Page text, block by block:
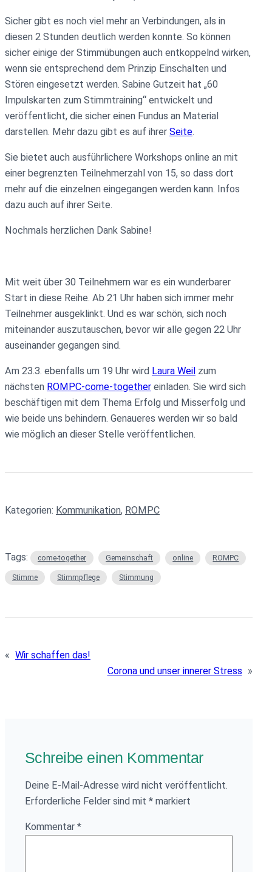
Sicher gibt es noch viel mehr an Verbindungen, als in
diesen 2 Stunden deutlich werden konnte. So können
sicher einige der Stimmübungen auch entkoppelnd wirken,
wenn sie entsprechend dem Prinzip Einschalten und
Stören eingesetzt werden. Sabine Gutzeit hat „60
Impulskarten zum Stimmtraining“ entwickelt und
veröffentlicht, die sicher einen Fundus an Material
darstellen. Mehr dazu gibt es auf ihrer Seite.
Sie bietet auch ausführlichere Workshops online an mit
einer begrenzten Teilnehmerzahl von 15, so dass dort
mehr auf die einzelnen eingegangen werden kann. Infos
dazu auch auf ihrer Seite.
Nochmals herzlichen Dank Sabine!
Mit weit über 30 Teilnehmern war es ein wunderbarer
Start in diese Reihe. Ab 21 Uhr haben sich immer mehr
Teilnehmer ausgeklinkt. Und es war schön, sich noch
miteinander auszutauschen, bevor wir alle gegen 22 Uhr
auseinander gegangen sind.
Am 23.3. ebenfalls um 19 Uhr wird Laura Weil zum
nächsten ROMPC-come-together einladen. Sie wird sich
beschäftigen mit dem Thema Erfolg und Misserfolg und
wie beide uns behindern. Genaueres werden wir so bald
wie möglich an dieser Stelle veröffentlichen.
Kategorien: Kommunikation, ROMPC
Tags: come-together Gemeinschaft online ROMPC
Stimme Stimmpflege Stimmung
« Wir schaffen das!
Corona und unser innerer Stress »
Schreibe einen Kommentar
Deine E-Mail-Adresse wird nicht veröffentlicht.
Erforderliche Felder sind mit *markiert
Kommentar *